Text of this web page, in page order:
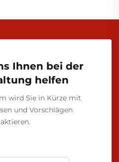
Ihnen bei der
helfen
wird Sie in Kürze mit
und Vorschlägen